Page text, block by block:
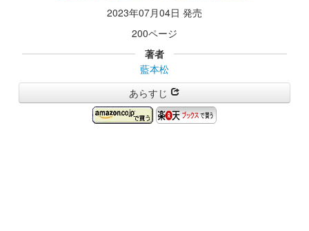
2023年07月04日 発売
200ページ
著者
藍本松
あらすじ